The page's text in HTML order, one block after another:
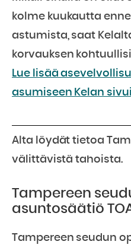
kolme kuukautta
astumista, saat
korvauksen
Lue lisää
asumiseen Kelan
Alta löydät tietoa
välittävistä tahoista.
Tampereen
asuntosäätiö
Tampereen seudun